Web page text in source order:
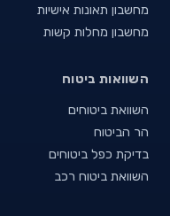
מחשבון תאונות אישיות
מחשבון מחלות קשות
השוואות ביטוח
השוואת ביטוחים
הר הביטוח
בדיקת כפל ביטוחים
השוואת ביטוח רכב